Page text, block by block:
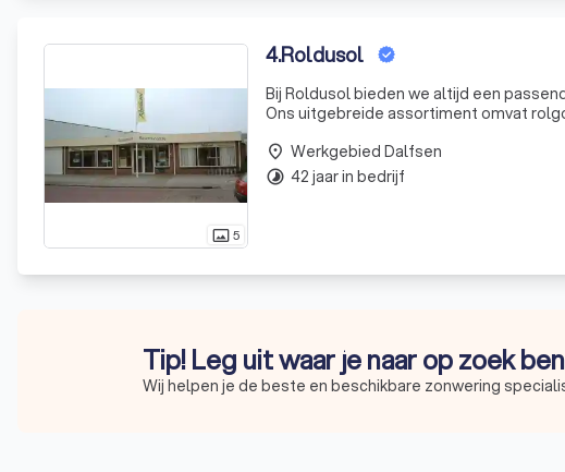
photo_size_select_actual5
4.Roldusol
Bij Roldusol bieden we altijd een
Ons uitgebreide assortiment omvat
functionalitei
place Werkgebied Dalfsen
timelapse 42 jaar in bedrijf
Tip! Leg uit waar je naar op zoek
Wij helpen je de beste en beschikbare zonwering